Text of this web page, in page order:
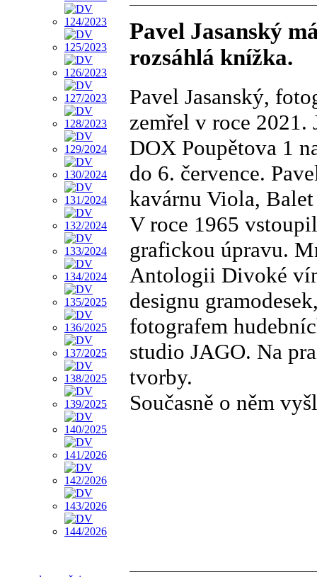
Pavel Jasanský
rozsáhlá knížka.
Pavel Jasanský,
zemřel v roce
DOX Poupětova 1
do 6. července.
kavárnu Viola,
V roce 1965
grafickou úpravu.
Antologii Divoké
designu
fotografem
studio JAGO. Na
tvorby.
Současně o něm